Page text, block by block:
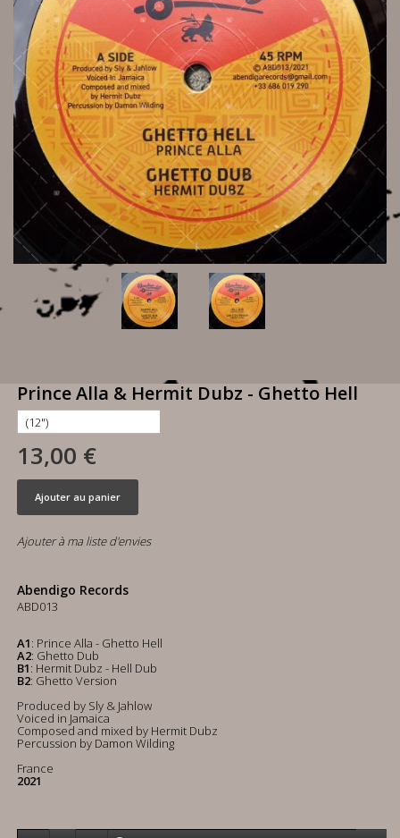
Prince Alla & Hermit Dubz - Ghetto Hell
13,00 €
Ajouter au panier
Ajouter à ma liste d'envies
Abendigo Records
ABD013
A1: Prince Alla - Ghetto Hell
A2: Ghetto Dub
B1: Hermit Dubz - Hell Dub
B2: Ghetto Version
Produced by Sly & Jahlow
Voiced in Jamaica
Composed and mixed by Hermit Dubz
Percussion by Damon Wilding
France
2021